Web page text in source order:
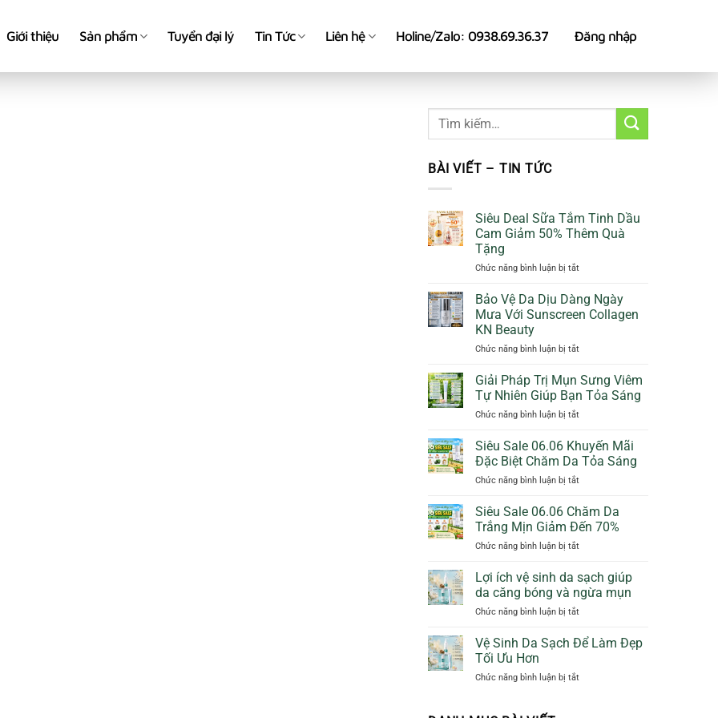
Giới thiệu Sản phẩm Tuyển đại lý Tin Tức Liên hệ Holine/Zalo: 0938.69.36.37 Đăng nhập
BÀI VIẾT – TIN TỨC
Siêu Deal Sữa Tắm Tinh Dầu
Cam Giảm 50% Thêm Quà
Tặng
Chức năng bình luận bị tắtở
Deal
Sữa
Tắm
Dầu
Giảm
50%
Thêm
Quà
Bảo Vệ Da Dịu Dàng Ngày
Mưa Với Sunscreen Collagen
KN Beauty
Chức năng bình luận bị tắtở
Vệ
Da
Dịu
Dàng
Mưa
Với
Collagen
Beauty
Giải Pháp Trị Mụn Sưng Viêm
Tự Nhiên Giúp Bạn Tỏa Sáng
Chức năng bình luận bị tắtở
Pháp
Trị
Mụn
Sưng
Tự
Nhiên
Bạn
Sáng
Siêu Sale 06.06 Khuyến Mãi
Đặc Biệt Chăm Da Tỏa Sáng
Chức năng bình luận bị tắtở
Sale
06.06
Khuyến
Mãi
Biệt
Chăm
Da
Tỏa
Siêu Sale 06.06 Chăm Da
Trắng Mịn Giảm Đến 70%
Chức năng bình luận bị tắtở
06.06
Chăm
Da
Mịn
70%
Lợi ích vệ sinh da sạch giúp
da căng bóng và ngừa mụn
Chức năng bình luận bị tắtở
ích
da
Vệ Sinh Da Sạch Để Làm Đẹp
Tối Ưu Hơn
Chức năng bình luận bị tắtở